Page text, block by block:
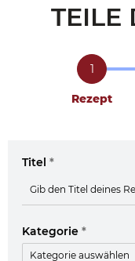
TEILE
1
Rezept
Titel*
Kategorie*